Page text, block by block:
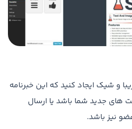
و شیک ایجاد کنید که این خبرنامه
های جدید شما باشد یا ارسال
نیز باشد.